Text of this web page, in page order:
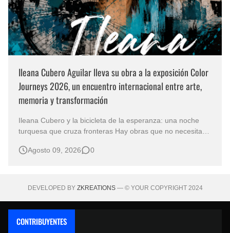
Ileana Cubero Aguilar lleva su obra a la exposición Color
Journeys 2026, un encuentro internacional entre arte,
memoria y transformación
Ileana Cubero y la bicicleta de la esperanza: una noche
turquesa que cruza fronteras Hay obras que no necesitan
mundo reconocible. En Noche turqueza, de la artista
Agosto 09, 2026 0
DEVELOPED BY ZKREATIONS— © YOUR COPYRIGHT 2024
CONTRIBUYENTES